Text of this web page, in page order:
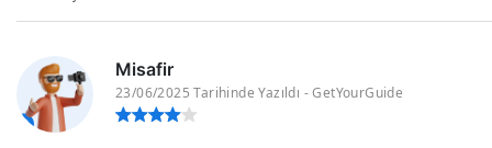
Misafir
23/06/2025 Tarihinde Yazıldı - GetYourGuide